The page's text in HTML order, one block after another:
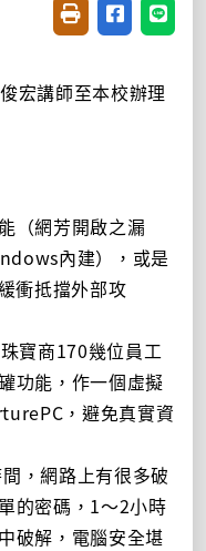
友善列印(開新視
分享至臉書
分享
宏講師至本校辦理
（網芳開啟之漏
內建），或是
衝抵擋外部攻
寶商170幾位員工
功能，作一個虛擬
，避免真實資
，網路上有很多破
的密碼，1～2小時
破解，電腦安全堪